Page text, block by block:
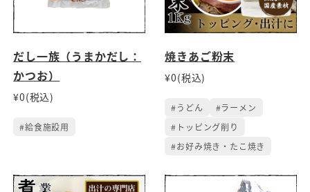
だし一族（うまかだし：
かつお）
¥0(税込)
#給食施設用
焼きあご粉末
¥0(税込)
#うどん
#ラーメン
#トッピング削り
#お好み焼き・たこ焼き